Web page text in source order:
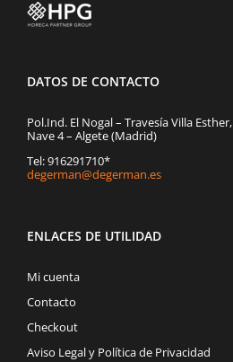
DATOS DE CONTACTO
Pol.Ind. El Nogal – Travesía Villa Esther,
Nave 4 – Algete (Madrid)
Tel: 916291710*
degerman@degerman.es
ENLACES DE UTILIDAD
Mi cuenta
Contacto
Checkout
Aviso Legal y Política de Privacidad